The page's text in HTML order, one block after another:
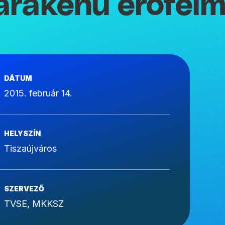
DÁTUM
2015. február 14.
HELYSZÍN
Tiszaújváros
SZERVEZŐ
TVSE, MKKSZ